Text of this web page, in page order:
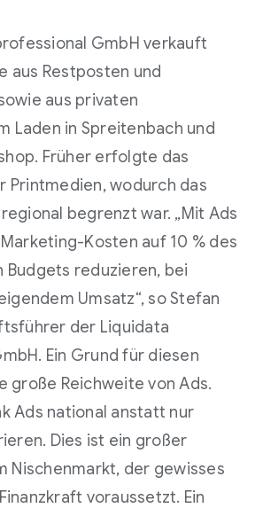
GmbH verkauft
aus Restposten und
aus privaten
Laden in Spreitenbach und
Früher erfolgte das
Printmedien, wodurch das
begrenzt war. „Mit Ads
Kosten auf 10 % des
Budgets reduzieren, bei
Umsatz“, so Stefan
der Liquidata
Ein Grund für diesen
große Reichweite von Ads.
Ads national anstatt nur
Dies ist ein großer
Nischenmarkt, der gewisses
voraussetzt. Ein